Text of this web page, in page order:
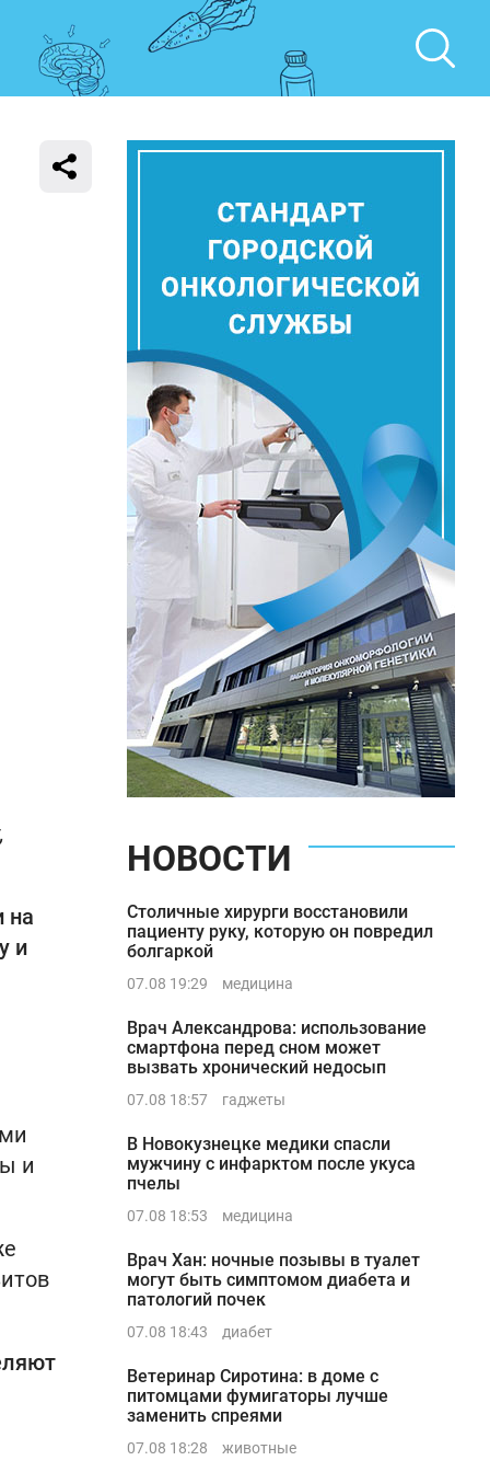
на
и
и
НОВОСТИ
Столичные хирурги восстановили
пациенту руку, которую он повредил
болгаркой
07.08 19:29 медицина
Врач Александрова: использование
смартфона перед сном может
вызвать хронический недосып
07.08 18:57 гаджеты
В Новокузнецке медики спасли
мужчину с инфарктом после укуса
пчелы
07.08 18:53 медицина
Врач Хан: ночные позывы в туалет
могут быть симптомом диабета и
патологий почек
07.08 18:43 диабет
Ветеринар Сиротина: в доме с
питомцами фумигаторы лучше
заменить спреями
07.08 18:28 животные